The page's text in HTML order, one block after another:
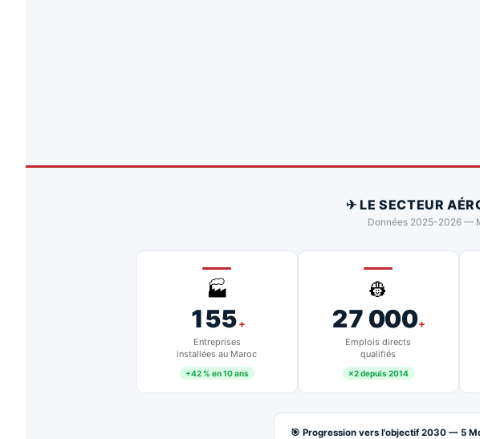
✈ LE SECTEUR
Données 2025-2026 —
🏭
155+
Entreprises
installées au Maroc
+42 % en 10 ans
👷
27 000+
Emplois directs
qualifiés
×2 depuis 2014
🎯 Progression vers l'objectif 2030 — 5